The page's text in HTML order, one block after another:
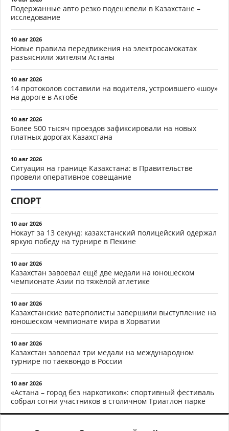
Подержанные авто резко подешевели в Казахстане –
исследование
10 авг 2026
Новые правила передвижения на электросамокатах
разъяснили жителям Астаны
10 авг 2026
14 протоколов составили на водителя, устроившего «шоу»
на дороге в Актобе
10 авг 2026
Более 500 тысяч проездов зафиксировали на новых
платных дорогах Казахстана
10 авг 2026
Ситуация на границе Казахстана: в Правительстве
провели оперативное совещание
СПОРТ
10 авг 2026
Нокаут за 13 секунд: казахстанский полицейский одержал
яркую победу на турнире в Пекине
10 авг 2026
Казахстан завоевал ещё две медали на юношеском
чемпионате Азии по тяжёлой атлетике
10 авг 2026
Казахстанские ватерполисты завершили выступление на
юношеском чемпионате мира в Хорватии
10 авг 2026
Казахстан завоевал три медали на международном
турнире по таеквондо в России
10 авг 2026
«Астана – город без наркотиков»: спортивный фестиваль
собрал сотни участников в столичном Триатлон парке